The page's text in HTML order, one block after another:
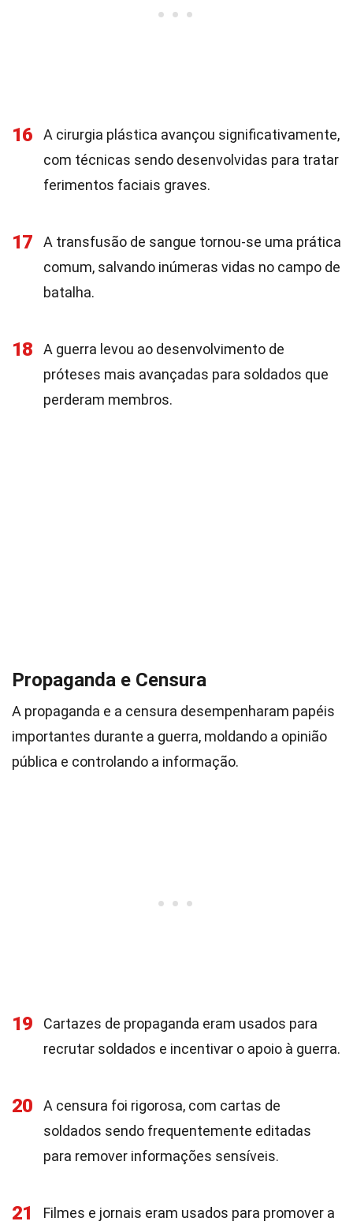
16
A cirurgia plástica avançou significativamente,
com técnicas sendo desenvolvidas para tratar
ferimentos faciais graves.
17
A transfusão de sangue tornou-se uma prática
comum, salvando inúmeras vidas no campo de
batalha.
18
A guerra levou ao desenvolvimento de
próteses mais avançadas para soldados que
perderam membros.
Propaganda e Censura
A propaganda e a censura desempenharam papéis
importantes durante a guerra, moldando a opinião
pública e controlando a informação.
19
Cartazes de propaganda eram usados para
recrutar soldados e incentivar o apoio à guerra.
20
A censura foi rigorosa, com cartas de
soldados sendo frequentemente editadas
para remover informações sensíveis.
21
Filmes e jornais eram usados para promover a